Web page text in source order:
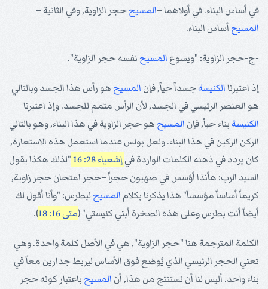
في أساس البناء. في أولاهما –المسيححجر الزاوية, وفي الثانية –
المسيحأساس البناء.
-ج-حجر الزاوية: "ويسوع المسيح نفسه حجر الزاوية".
إذ اعتبرناالكنيسةجسداً حياً, فإن المسيح هو رأس هذا الجسد وبالتالي
هو العنصر الرئيسي في الجسد, لأن الرأس متمم للجسد. وإذ اعتبرنا
الكنيسة بناء حياً, فإن المسيح هو حجر الزاوية في هذا البناء, وهو بالتالي
الركن الركين في هذا البناء. ولعل بولس عندما استعمل هذه الاستعارة,
كان يردد في ذهنه الكلمات الواردة فيإشعياء 28: 16
"لذلك هكذا يقول
السيد الرب: هأنذا أؤسس في صهيون حجراً –حجر امتحان حجر زاوية,
كريماً أساساً مؤسساً" هذا يذكرنا بكلام المسيح لبطرس: "وأنا أقول لك
أيضاً أنت بطرس وعلى هذه الصخرة أبني كنيستي" (متى 16: 18 ).
الكلمة المترجمة هنا "حجر الزاوية", هي في الأصل كلمة واحدة. وهي
تعني الحجر الرئيسي الذي يُوضع فوق الأساس ليربط جدارين معاً في
بناء واحد. أليس لنا أن نستنتج من هذا, أن المسيح باعتبار كونه حجر